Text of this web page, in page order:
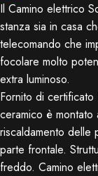
Il Camino elettrico
stanza sia in casa
telecomando che
focolare molto
extra luminoso.
Fornito di
ceramico è
riscaldamento delle
parte frontale.
freddo. Camino